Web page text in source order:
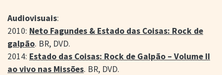
Audiovisuais:
2010: Neto Fagundes & Estado das Coisas: Rock de
galpão. BR, DVD.
2014: Estado das Coisas: Rock de Galpão – Volume II
ao vivo nas Missões. BR, DVD.